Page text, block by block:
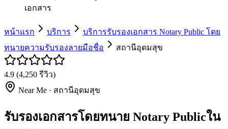
เอกสาร
หน้าแรก บริการ
บริการรับรองเอกสาร Notary Public โดย
ทนายความรับรองลายมือชื่อ
สถานีอุดมสุข
4.9 (4,250 รีวิว)
Near Me · สถานีอุดมสุข
รับรองเอกสารโดยทนาย Notary Publicใน